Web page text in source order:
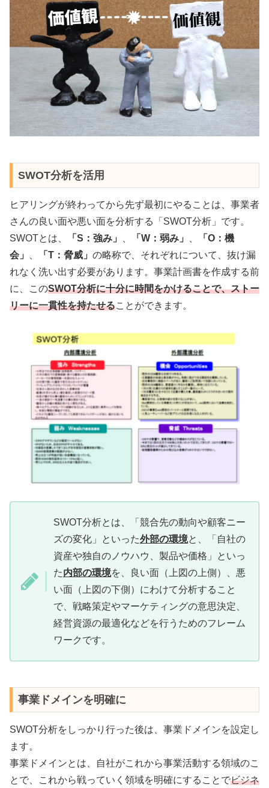
SWOT分析を活用
ヒアリングが終わってから先ず最初にやることは、事業者
さんの良い面や悪い面を分析する「SWOT分析」です。
SWOTとは、
「S：強み」 「W：弱み」
「O：機
会」
「T：脅威」 の略称で、それぞれについて、抜け漏
れなく洗い出す必要があります。事業計画書を作成する前
に、このSWOT分析に十分に時間をかけることで、ストー
リーに一貫性を持たせることができます。
SWOT分析とは、「競合先の動向や顧客ニー
ズの変化」といった外部の環境と、「自社の
資産や独自のノウハウ、製品や価格」といっ
た内部の環境を、良い面（上図の上側）、悪
い面（上図の下側）にわけて分析すること
で、戦略策定やマーケティングの意思決定、
経営資源の最適化などを行うためのフレーム
ワークです。
事業ドメインを明確に
SWOT分析をしっかり行った後は、事業ドメインを設定し
ます。
事業ドメインとは、自社がこれから事業活動する領域のこ
とで、これから戦っていく領域を明確にすることでビジネ